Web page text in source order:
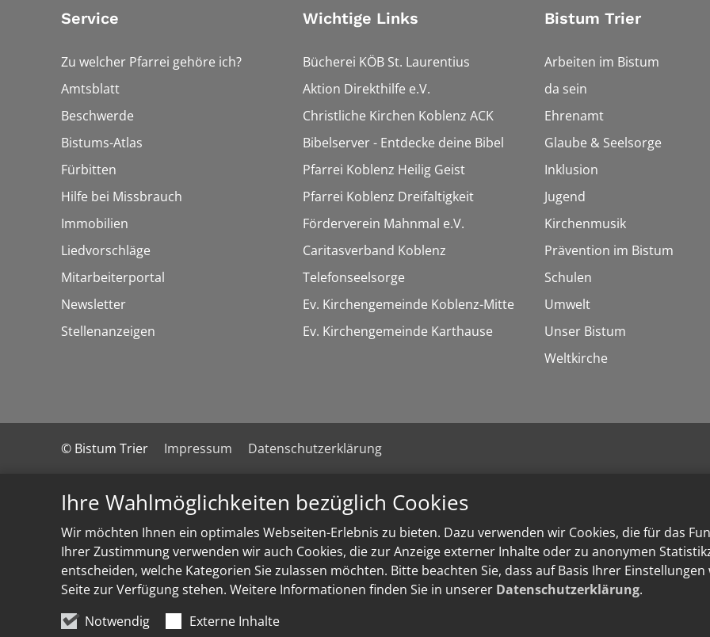
Ihre Wahlmöglichkeiten bezüglich Cookies
Wir möchten Ihnen ein optimales Webseiten-Erlebnis zu bieten. Dazu verwenden wir Cookies, die für das
Ihrer Zustimmung verwenden wir auch Cookies, die zur Anzeige externer Inhalte oder zu anonymen
entscheiden, welche Kategorien Sie zulassen möchten. Bitte beachten Sie, dass auf Basis Ihrer
Seite zur Verfügung stehen. Weitere Informationen finden Sie in unserer Datenschutzerklärung.
Notwendig
Externe Inhalte
Service
Zu welcher Pfarrei gehöre ich?
Amtsblatt
Beschwerde
Bistums-Atlas
Fürbitten
Hilfe bei Missbrauch
Immobilien
Liedvorschläge
Mitarbeiterportal
Newsletter
Stellenanzeigen
Wichtige Links
Bücherei KÖB St. Laurentius
Aktion Direkthilfe e.V.
Christliche Kirchen Koblenz ACK
Bibelserver - Entdecke deine Bibel
Pfarrei Koblenz Heilig Geist
Pfarrei Koblenz Dreifaltigkeit
Förderverein Mahnmal e.V.
Caritasverband Koblenz
Telefonseelsorge
Ev. Kirchengemeinde Koblenz-Mitte
Ev. Kirchengemeinde Karthause
Bistum Trier
Arbeiten im Bistum
da sein
Ehrenamt
Glaube & Seelsorge
Inklusion
Jugend
Kirchenmusik
Prävention im Bistum
Schulen
Umwelt
Unser Bistum
Weltkirche
© Bistum Trier Impressum Datenschutzerklärung